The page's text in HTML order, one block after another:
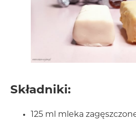
Składniki:
125 ml mleka